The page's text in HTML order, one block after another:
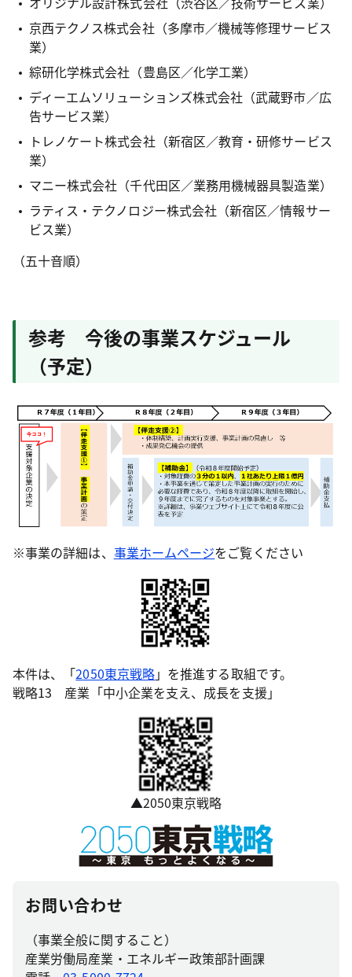
京西テクノス株式会社（多摩市／機械等修理サービス
業）
綜研化学株式会社（豊島区／化学工業）
ディーエムソリューションズ株式会社（武蔵野市／広
告サービス業）
トレノケート株式会社（新宿区／教育・研修サービス
業）
マニー株式会社（千代田区／業務用機械器具製造業）
ラティス・テクノロジー株式会社（新宿区／情報サー
ビス業）
（五十音順）
参考 今後の事業スケジュール
（予定）
※事業の詳細は、 事業ホームページをご覧ください
本件は、「2050東京戦略」を推進する取組です。
戦略13 産業「中小企業を支え、成長を支援」
▲2050東京戦略
お問い合わせ
（事業全般に関すること）
産業労働局産業・エネルギー政策部計画課